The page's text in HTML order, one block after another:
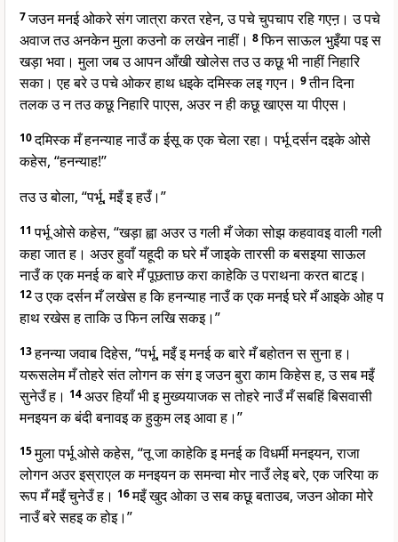
7जउन मनई ओकरे संग जात्रा करत रहेन, उ पचे चुपचाप रहि गएऩ। उ पचे
अवाज तउ अनकेन मुला कउनो क लखेन नाहीं। 8फिन साऊल भुइँया पइ स
खड़ा भवा। मुला जब उ आपन आँखी खोलेस तउ उ कछू भी नाहीं निहारि
सका। एह बरे उ पचे ओकर हाथ धइके दमिस्क लइ गएन। 9तीन दिना
तलक उ न तउ कछू निहारि पाएस, अउर न ही कछू खाएस या पीएस।
10दमिस्क मँ हनन्याह नाउँ क ईसू क एक चेला रहा। पर्भू दर्सन दइके ओसे
कहेस, “हनन्याह!”
तउ उ बोला, “पर्भू, मइँ इ हउँ।”
11पर्भू ओसे कहेस, “खड़ा ह्वा अउर उ गली मँ जेका सोझ कहवावइ वाली गली
कहा जात ह। अउर हुवाँ यहूदी क घरे मँ जाइके तारसी क बसइया साऊल
नाउँ क एक मनई क बारे मँ पूछताछ करा काहेकि उ पराथना करत बाटइ।
12उ एक दर्सन मँ लखेस ह कि हनन्याह नाउँ क एक मनई घरे मँ आइके ओह प
हाथ रखेस ह ताकि उ फिन लखि सकइ।”
13हनन्या जवाब दिहेस, “पर्भू, मइँ इ मनई क बारे मँ बहोतन स सुना ह।
यरूसलेम मँ तोहरे संत लोगन क संग इ जउन बुरा काम किहेस ह, उ सब मइँ
सुनेउँ ह। 14अउर हियाँ भी इ मुख्ययाजक स तोहरे नाउँ मँ सबहिं बिसवासी
मनइयन क बंदी बनावइ क हुकुम लइ आवा ह।”
15मुला पर्भू ओसे कहेस, “तू जा काहेकि इ मनई क विधर्मी मनइयन, राजा
लोगन अउर इस्राएल क मनइयन क समन्वा मोर नाउँ लेइ बरे, एक जरिया क
रूप मँ मइँ चुनेउँ ह। 16मइँ खुद ओका उ सब कछू बताउब, जउन ओका मोरे
नाउँ बरे सहइ क होइ।”